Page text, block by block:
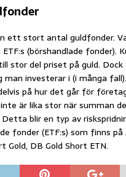
ett stort antal guldfonder.
(börshandlade fonder).
stor del priset på guld. Dock
man investerar i (i många
på hur det går för
är lika stor när summan
blir en typ av
fonder (ETF:s) som finns på
Gold, DB Gold Short ETN.